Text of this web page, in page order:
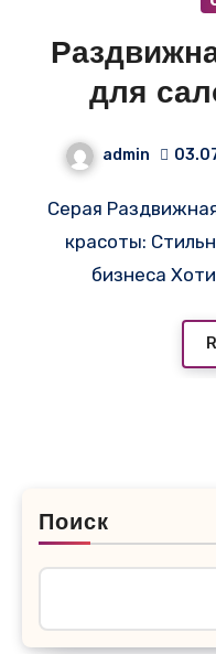
для
admin
Серая Раздвижная перегородка для салона
красоты:
бизнеса
Поиск